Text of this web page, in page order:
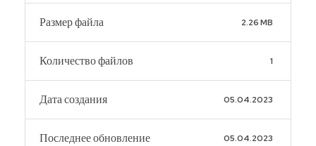
Размер файла 2.26 MB
Количество файлов 1
Дата создания 05.04.2023
Последнее обновление 05.04.2023